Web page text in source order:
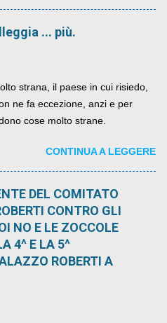
... più.
strana, il paese in cui risiedo,
ne fa eccezione, anzi e per
cose molto strane.
CONTINUA A LEGGERE
DEL COMITATO
CONTRO GLI
NO E LE ZOCCOLE
4^ E LA 5^
ROBERTI A